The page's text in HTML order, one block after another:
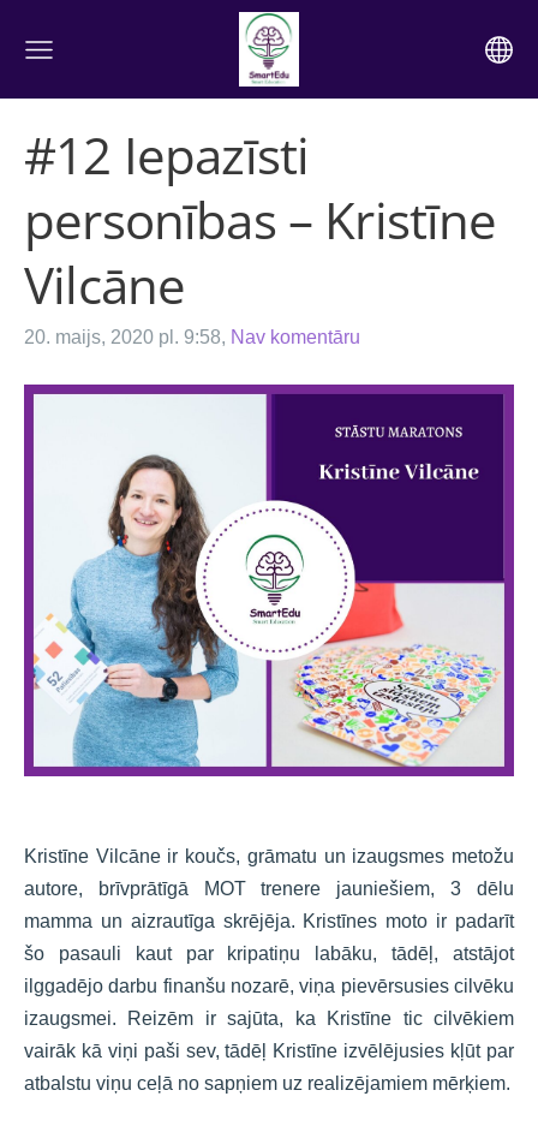
#12 Iepazīsti
personības – Kristīne
Vilcāne
20. maijs, 2020 pl. 9:58, Nav komentāru
Kristīne Vilcāne ir koučs, grāmatu un izaugsmes metožu
autore, brīvprātīgā MOT trenere jauniešiem, 3 dēlu
mamma un aizrautīga skrējēja. Kristīnes moto ir padarīt
šo pasauli kaut par kripatiņu labāku, tādēļ, atstājot
ilggadējo darbu finanšu nozarē, viņa pievērsusies cilvēku
izaugsmei. Reizēm ir sajūta, ka Kristīne tic cilvēkiem
vairāk kā viņi paši sev, tādēļ Kristīne izvēlējusies kļūt par
atbalstu viņu ceļā no sapņiem uz realizējamiem mērķiem.